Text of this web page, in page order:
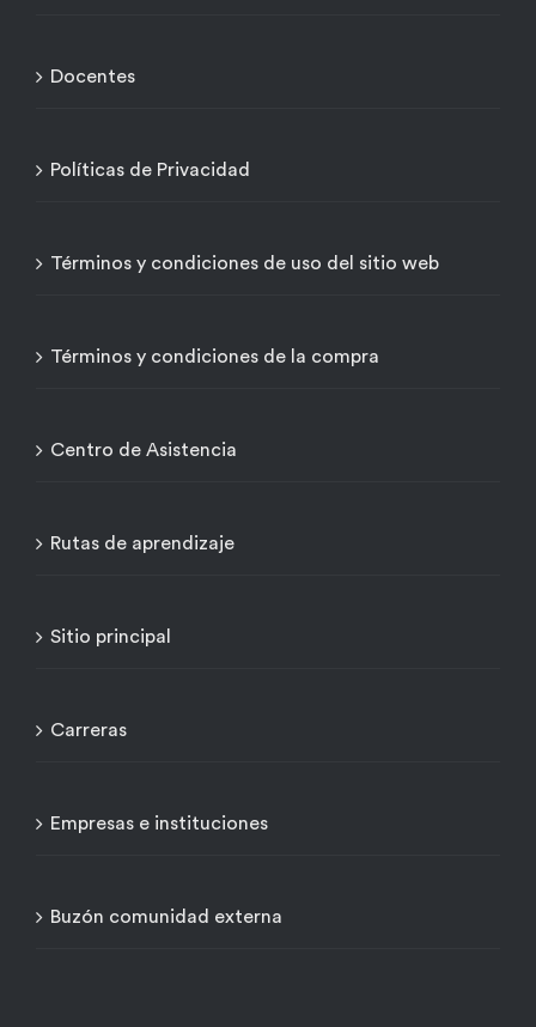
Docentes
Políticas de Privacidad
Términos y condiciones de uso del sitio web
Términos y condiciones de la compra
Centro de Asistencia
Rutas de aprendizaje
Sitio principal
Carreras
Empresas e instituciones
Buzón comunidad externa